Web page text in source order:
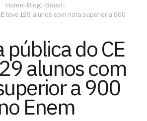
Home> Blog> Brasil >
teve 129 alunos com nota superior a 900
pública do CE
alunos com
a 900
Enem